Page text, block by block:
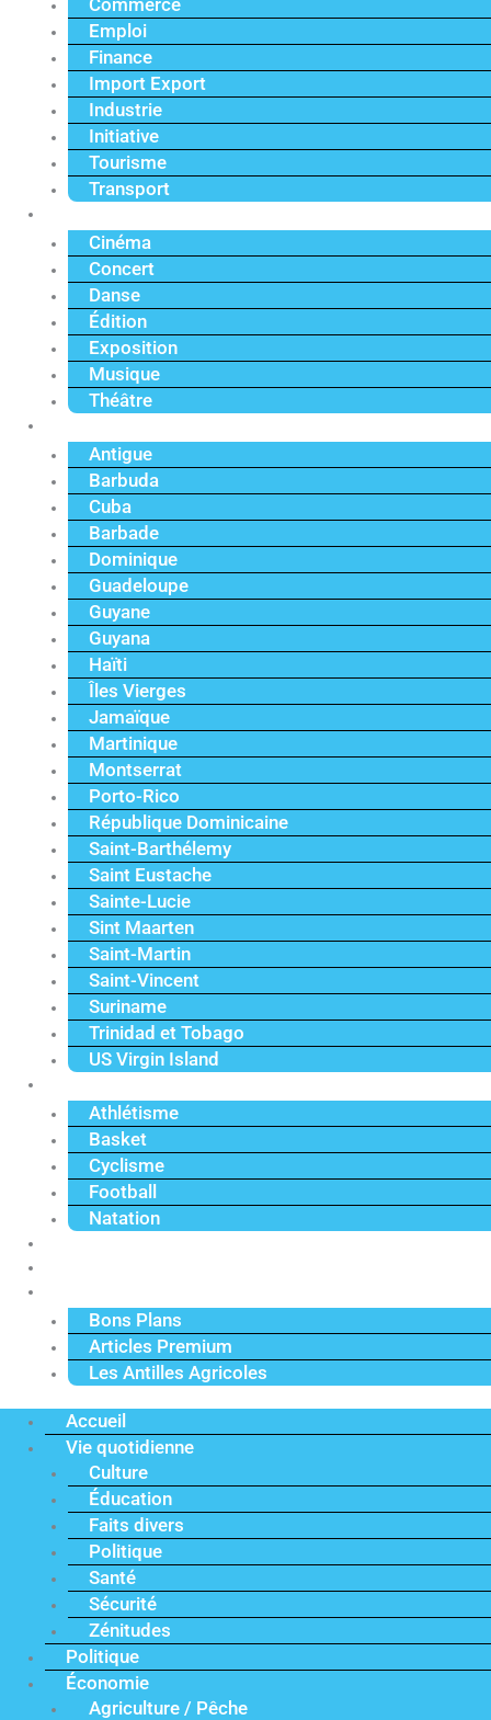
Commerce
Emploi
Finance
Import Export
Industrie
Initiative
Tourisme
Transport
Cinéma
Concert
Danse
Édition
Exposition
Musique
Théâtre
Antigue
Barbuda
Cuba
Barbade
Dominique
Guadeloupe
Guyane
Guyana
Haïti
Îles Vierges
Jamaïque
Martinique
Montserrat
Porto-Rico
République Dominicaine
Saint-Barthélemy
Saint Eustache
Sainte-Lucie
Sint Maarten
Saint-Martin
Saint-Vincent
Suriname
Trinidad et Tobago
US Virgin Island
Athlétisme
Basket
Cyclisme
Football
Natation
Bons Plans
Articles Premium
Les Antilles Agricoles
Accueil
Vie quotidienne
Culture
Éducation
Faits divers
Politique
Santé
Sécurité
Zénitudes
Politique
Économie
Agriculture / Pêche